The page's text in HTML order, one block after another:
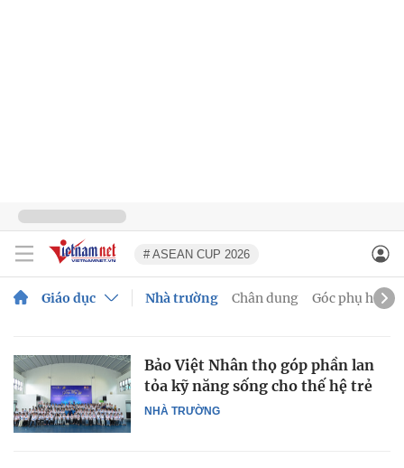
# ASEAN CUP 2026
Giáo dục Nhà trường Chân dung Góc phụ huynh
NHÀ TRƯỜNG
Bảo Việt Nhân thọ góp phần lan
tỏa kỹ năng sống cho thế hệ trẻ